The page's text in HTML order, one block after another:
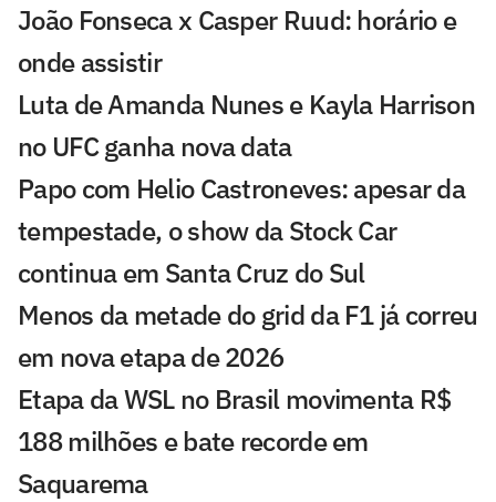
João Fonseca x Casper Ruud: horário e
onde assistir
Luta de Amanda Nunes e Kayla Harrison
no UFC ganha nova data
Papo com Helio Castroneves: apesar da
tempestade, o show da Stock Car
continua em Santa Cruz do Sul
Menos da metade do grid da F1 já correu
em nova etapa de 2026
Etapa da WSL no Brasil movimenta R$
188 milhões e bate recorde em
Saquarema